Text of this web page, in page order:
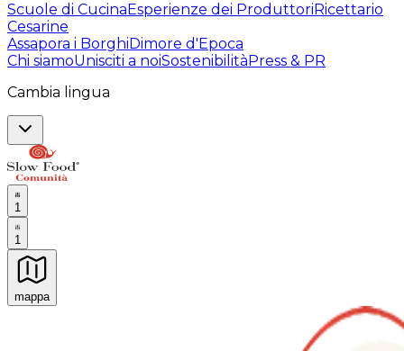
Scuole di CucinaEsperienze dei ProduttoriRicettario
Cesarine
Assapora i BorghiDimore d'Epoca
Chi siamoUnisciti a noiSostenibilitàPress & PR
Cambia lingua
1
1
mappa
Esperienze culinarie indimenticabili: Esperienze